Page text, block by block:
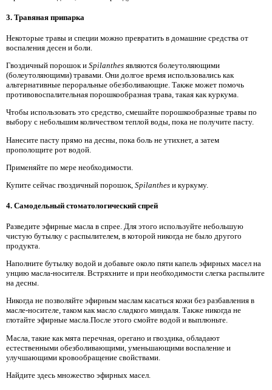
3. Травяная припарка
Некоторые травы и специи можно превратить в домашние средства от
воспаления десен и боли.
Гвоздичный порошок и Spilanthes являются болеутоляющими
(болеутоляющими) травами. Они долгое время использовались как
альтернативные пероральные обезболивающие. Также может помочь
противовоспалительная порошкообразная трава, такая как куркума.
Чтобы использовать это средство, смешайте порошкообразные травы по
выбору с небольшим количеством теплой воды, пока не получите пасту.
Нанесите пасту прямо на десны, пока боль не утихнет, а затем
прополощите рот водой.
Применяйте по мере необходимости.
Купите сейчас гвоздичный порошок, Spilanthes и куркуму.
4. Самодельный стоматологический спрей
Разведите эфирные масла в спрее. Для этого используйте небольшую
чистую бутылку с распылителем, в которой никогда не было другого
продукта.
Наполните бутылку водой и добавьте около пяти капель эфирных масел на
унцию масла-носителя. Встряхните и при необходимости слегка распылите
на десны.
Никогда не позволяйте эфирным маслам касаться кожи без разбавления в
масле-носителе, таком как масло сладкого миндаля. Также никогда не
глотайте эфирные масла.После этого смойте водой и выплюньте.
Масла, такие как мята перечная, орегано и гвоздика, обладают
естественными обезболивающими, уменьшающими воспаление и
улучшающими кровообращение свойствами.
Найдите здесь множество эфирных масел.